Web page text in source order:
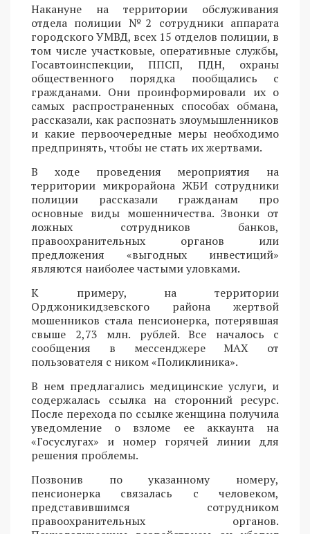
Накануне на территории обслуживания
отдела полиции №2 сотрудники аппарата
городского УМВД, всех 15 отделов полиции, в
том числе участковые, оперативные службы,
Госавтоинспекции, ППСП, ПДН, охраны
общественного порядка пообщались с
гражданами. Они проинформировали их о
самых распространенных способах обмана,
рассказали, как распознать злоумышленников
и какие первоочередные меры необходимо
предпринять, чтобы не стать их жертвами.
В ходе проведения мероприятия на
территории микрорайона ЖБИ сотрудники
полиции рассказали гражданам про
основные виды мошенничества. Звонки от
ложных сотрудников банков,
правоохранительных органов или
предложения «выгодных инвестиций»
являются наиболее частыми уловками.
К примеру, на территории
Орджоникидзевского района жертвой
мошенников стала пенсионерка, потерявшая
свыше 2,73 млн. рублей. Все началось с
сообщения в мессенджере MAX от
пользователя с ником «Поликлиника».
В нем предлагались медицинские услуги, и
содержалась ссылка на сторонний ресурс.
После перехода по ссылке женщина получила
уведомление о взломе ее аккаунта на
«Госуслугах» и номер горячей линии для
решения проблемы.
Позвонив по указанному номеру,
пенсионерка связалась с человеком,
представившимся сотрудником
правоохранительных органов.